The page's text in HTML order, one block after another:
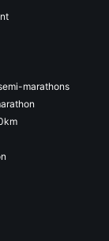
marathons